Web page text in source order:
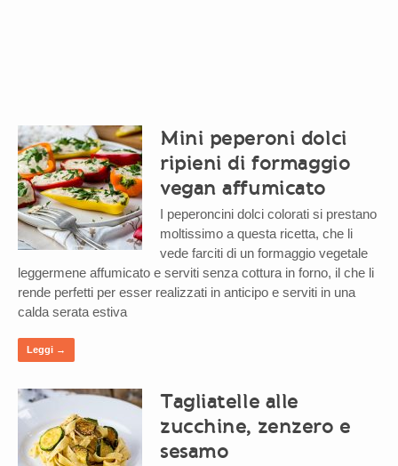
Mini peperoni dolci
ripieni di formaggio
vegan affumicato
I peperoncini dolci colorati si prestano
moltissimo a questa ricetta, che li
vede farciti di un formaggio vegetale
leggermene affumicato e serviti senza cottura in forno, il che li
rende perfetti per esser realizzati in anticipo e serviti in una
calda serata estiva
Leggi →
Tagliatelle alle
zucchine, zenzero e
sesamo